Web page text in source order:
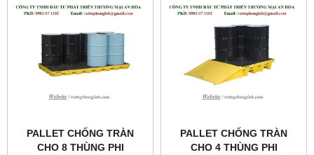
PALLET CHỐNG TRÀN
CHO 8 THÙNG PHI
PALLET CHỐNG TRÀN
CHO 4 THÙNG PHI